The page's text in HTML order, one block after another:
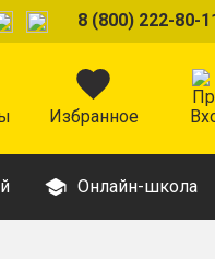
8 (800) 222-80-
Избранное
Онлайн-школа